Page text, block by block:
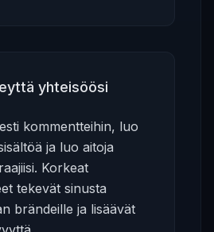
yhteisöösi
kommentteihin, luo
ja luo aitoja
Korkeat
tekevät sinusta
brändeille ja lisäävät